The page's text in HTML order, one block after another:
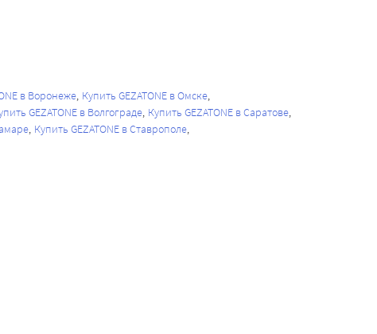
в Воронеже Купить GEZATONE в Омске
GEZATONE в Волгограде Купить GEZATONE в Саратове
Купить GEZATONE в Ставрополе